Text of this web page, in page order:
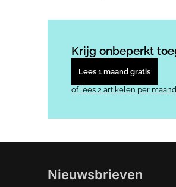
Krijg onbeperkt
Lees 1 maand gratis
of lees 2 artikelen per maand
Nieuwsbrieven